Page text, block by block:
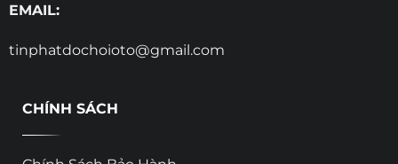
EMAIL:
tinphatdochoioto@gmail.com
CHÍNH SÁCH